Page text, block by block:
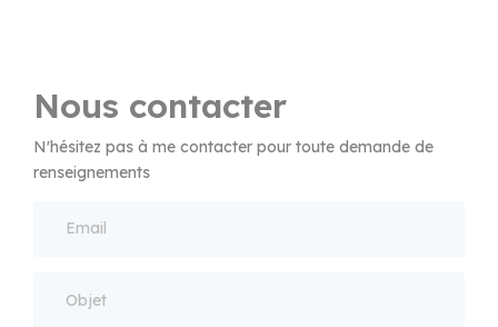
Nous contacter
N'hésitez pas à me contacter pour toute demande de
renseignements